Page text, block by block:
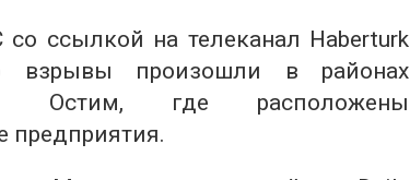
со ссылкой на телеканал Haberturk
взрывы произошли в районах
Остим, где расположены